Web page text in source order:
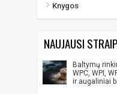
Knygos
NAUJAUSI
Baltymų
WPC, WPI,
ir augaliniai